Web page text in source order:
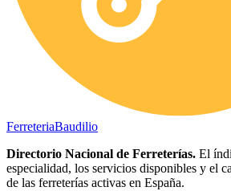
FerreteriaBaudilio
Directorio Nacional de Ferreterías. El
especialidad, los servicios disponibles y el
de las ferreterías activas en España.